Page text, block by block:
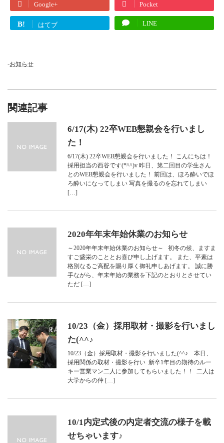
Google+ Pocket
B! はてブ LINE
-お知らせ
関連記事
6/17(木) 22卒WEB懇親会を行いまし
た！
6/17(木) 22卒WEB懇親会を行いました！ こんにちは！
採用担当の西谷です(*^^)v 昨日、第二回目の学生さん
とのWEB懇親会を行いました！ 前回は、ほろ酔いでほ
ろ酔いになってしまい 写真を撮るのを忘れてしまい
[…]
2020年年末年始休業のお知らせ
～2020年年末年始休業のお知らせ～ 初冬の候、ますま
すご盛栄のこととお喜び申し上げます。 また、平素は
格別なるご高配を賜り厚く御礼申しあげます。 誠に勝
手ながら、年末年始の業務を下記のとおりとさせてい
ただ […]
10/23（金）採用取材・撮影を行いまし
た(^^♪
10/23（金）採用取材・撮影を行いました(^^♪ 本日、
採用関係の取材・撮影を行い 新卒1年目の期待のルー
キー営業マン二人に参加してもらいました！！ 二人は
大学からの仲 […]
10/1内定式後の内定者交流の様子を載
せちゃいます♪